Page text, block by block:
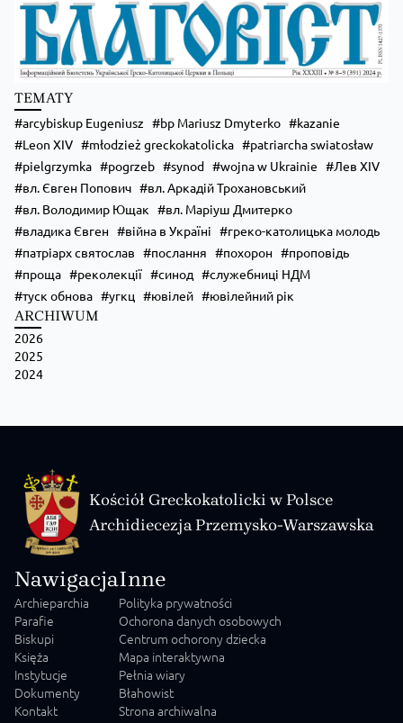
Zobacz na Facebooku · Udostępnij
TEMATY
arcybiskup Eugeniusz bp Mariusz Dmyterko
kazanie
Leon XIV
młodzież greckokatolicka
patriarcha swiatosław
pielgrzymka
pogrzeb synod wojna w Ukrainie
Лев XIV
вл. Євген Попович
вл. Аркадій Трохановський
вл. Володимир Ющак
вл. Маріуш Дмитерко
владика Євген
війна в Україні
греко-католицька молодь
патріарх святослав
послання похорон
проповідь
проща
реколекції синод
служебниці НДМ
туск обнова
угкц ювілей ювілейний рік
ARCHIWUM
2026
2025
2024
Kościół Greckokatolicki w Polsce
Archidiecezja Przemysko-Warszawska
Nawigacja
Archieparchia
Parafie
Biskupi
Księża
Instytucje
Dokumenty
Kontakt
Inne
Polityka prywatności
Ochorona danych osobowych
Centrum ochorony dziecka
Mapa interaktywna
Pełnia wiary
Błahowist
Strona archiwalna